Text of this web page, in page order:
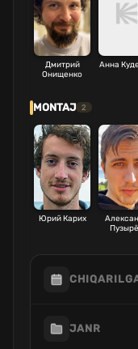
Дмитрий
Онищенко
Анна
MONTAJ 2
Юрий Карих
JANR